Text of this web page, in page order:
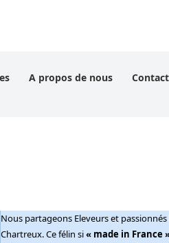
A propos de nous Contact
Nous partageons Eleveurs et
Chartreux. Ce félin si« made in France